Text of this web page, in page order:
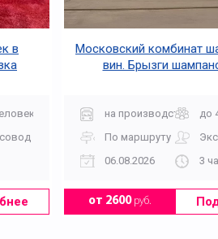
в
Московский комбинат
вин. Брызги
на производство
до
По маршруту
06.08.2026
3
от 2600руб.